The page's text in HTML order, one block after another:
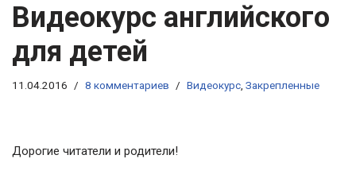
Видеокурс английского
для детей
11.04.2016 8 комментариев Видеокурс Закрепленные
Дорогие читатели и родители!